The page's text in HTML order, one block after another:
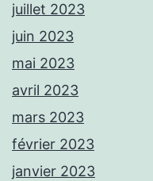
juillet 2023
juin 2023
mai 2023
avril 2023
mars 2023
février 2023
janvier 2023